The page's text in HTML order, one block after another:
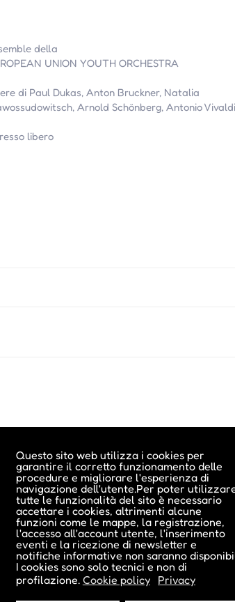
Questo sito web utilizza i cookies per
garantire il corretto funzionamento delle
procedure e migliorare l'esperienza di
navigazione dell'utente.Per poter
tutte le funzionalità del sito è necessario
accettare i cookies, altrimenti alcune
funzioni come le mappe, la registrazione,
l'accesso all'account utente, l'inserimento
eventi e la ricezione di newsletter e
notifiche informative non saranno
I cookies sono solo tecnici e non di
profilazione. Cookie policy Privacy
della
UNION YOUTH ORCHESTRA
di Paul Dukas, Anton Bruckner, Natalia
Arnold Schönberg, Antonio Vivaldi
libero
Stiftung (Vedi altri eventi di questo organizzatore)